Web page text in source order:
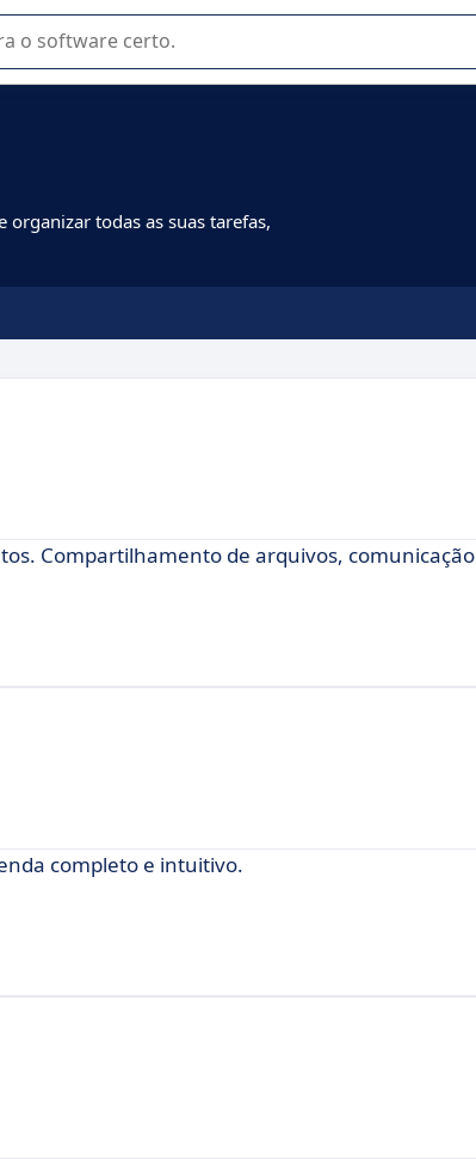
SaaS para sua empresa.
todas as suas tarefas,
Compartilhamento de arquivos, comunicação
completo e intuitivo.